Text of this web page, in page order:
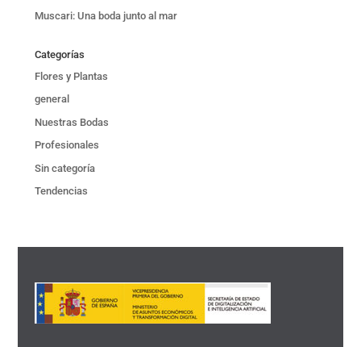
Muscari: Una boda junto al mar
Categorías
Flores y Plantas
general
Nuestras Bodas
Profesionales
Sin categoría
Tendencias